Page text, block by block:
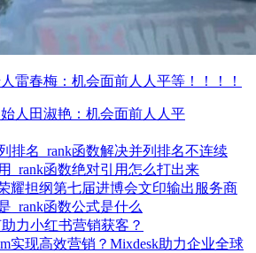
雷春梅：机会面前人人平等！！！！
人田淑艳：机会面前人人平
排名_rank函数解决并列排名不连续
_rank函数绝对引用怎么打出来
耀担纲第七届进博会文印输出服务商
_rank函数公式是什么
力小红书营销获客？
实现高效营销？Mixdesk助力企业全球